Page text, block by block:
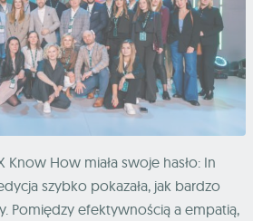
Know How miała swoje hasło: In
szybko pokazała, jak bardzo
Pomiędzy efektywnością a empatią,